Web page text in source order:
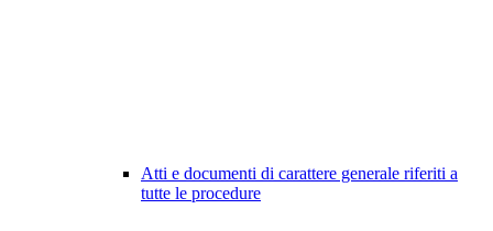
Atti e documenti di carattere generale riferiti a
tutte le procedure